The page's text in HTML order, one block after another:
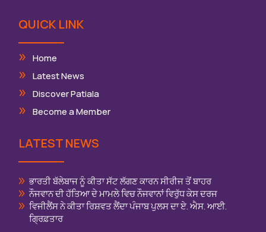
QUICK LINK
Home
Latest News
Discover Patiala
Become a Member
LATEST NEWS
ਭਾਰਤੀ ਬੱਲੇਬਾਜ ਨੂੰ ਕੀਤਾ ਸੱਟ ਲੱਗਣ ਕਾਰਨ ਸੀਰੀਜ ਤੋਂ ਬਾਹਰ
ਨੌਜਵਾਨ ਦੀ ਹੱਤਿਆ ਦੇ ਮਾਮਲੇ ਵਿਚ ਨੌਜਵਾਨਾਂ ਵਿਰੁੱਧ ਕੇਸ ਦਰਜ
ਵਿਜੀਲੈਂਸ ਨੇ ਕੀਤਾ ਰਿਸ਼ਵਤ ਲੈਂਦਾ ਪੰਜਾਬ ਪੁਲਸ ਦਾ ਏ. ਐਸ. ਆਈ.
ਗ੍ਰਿਫ਼ਤਾਰ